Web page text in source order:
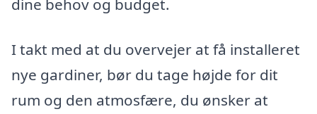
dine behov og budget.
I takt med at du overvejer at få installeret
nye gardiner, bør du tage højde for dit
rum og den atmosfære, du ønsker at